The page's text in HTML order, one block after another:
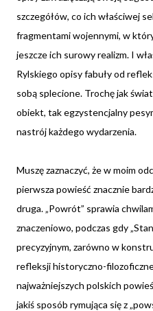
szczegółów, co ich właściwej
fragmentami wojennymi, w
jeszcze ich surowy realizm. I
Rylskiego opisy fabuły od
sobą splecione. Trochę jak
obiekt, tak egzystencjalny
nastrój każdego wydarzenia.
Muszę zaznaczyć, że w moim
pierwsza powieść znacznie
druga. „Powrót” sprawia
znaczeniowo, podczas gdy
precyzyjnym, zarówno w
refleksji historyczno-
najważniejszych polskich
jakiś sposób rymująca się z